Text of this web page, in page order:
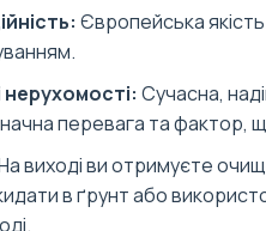
Європейська
Сучасна,
перевага та фактор,
виході ви отримуєте
в ґрунт або